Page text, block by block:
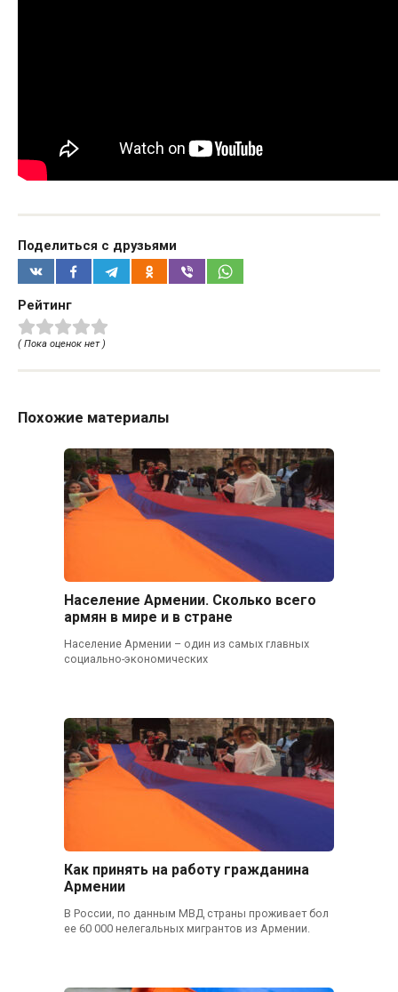
Поделиться с друзьями
Рейтинг
( Пока оценок нет )
Похожие материалы
Население Армении. Сколько всего
армян в мире и в стране
Население Армении – один из самых главных
социально-экономических
Как принять на работу гражданина
Армении
В России, по данным МВД страны проживает бол
ее 60 000 нелегальных мигрантов из Армении.